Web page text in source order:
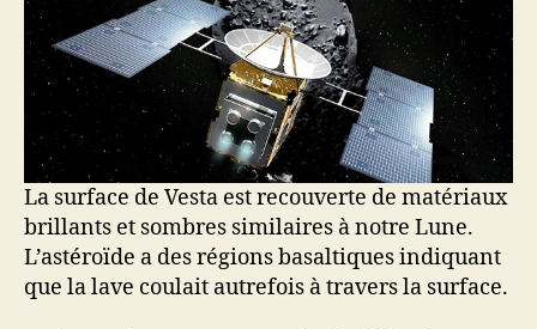
La surface de Vesta est recouverte de matériaux
brillants et sombres similaires à notre Lune.
L’astéroïde a des régions basaltiques indiquant
que la lave coulait autrefois à travers la surface.